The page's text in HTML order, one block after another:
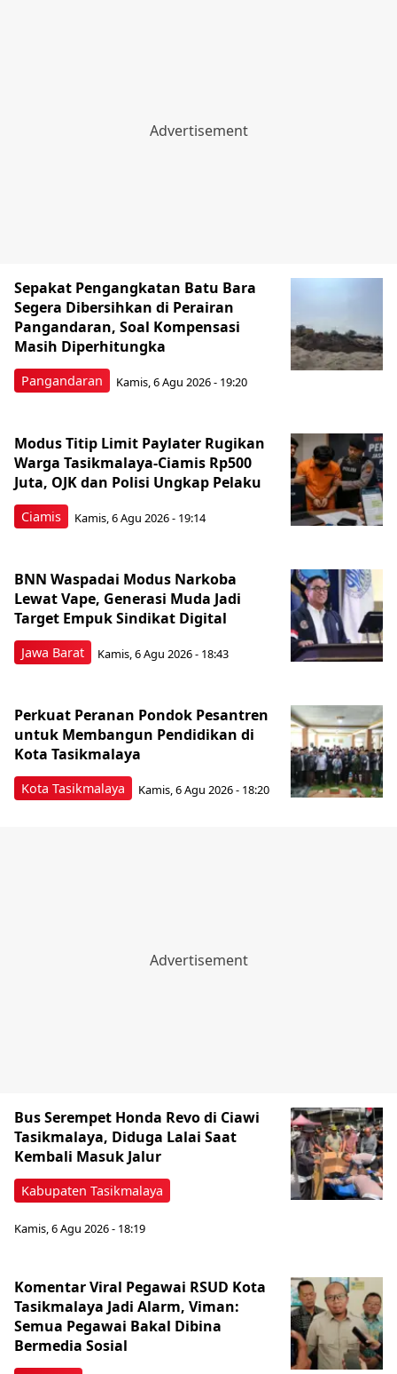
Pangandaran
Sepakat Pengangkatan Batu Bara
Segera Dibersihkan di Perairan
Pangandaran, Soal Kompensasi
Masih Diperhitungka
Kamis, 6 Agu 2026 - 19:20
Ciamis
Modus Titip Limit Paylater Rugikan
Warga Tasikmalaya-Ciamis Rp500
Juta, OJK dan Polisi Ungkap Pelaku
Kamis, 6 Agu 2026 - 19:14
Jawa Barat
BNN Waspadai Modus Narkoba
Lewat Vape, Generasi Muda Jadi
Target Empuk Sindikat Digital
Kamis, 6 Agu 2026 - 18:43
Kota Tasikmalaya
Perkuat Peranan Pondok Pesantren
untuk Membangun Pendidikan di
Kota Tasikmalaya ‎
Kamis, 6 Agu 2026 - 18:20
Kabupaten Tasikmalaya
Bus Serempet Honda Revo di Ciawi
Tasikmalaya, Diduga Lalai Saat
Kembali Masuk Jalur
Kamis, 6 Agu 2026 - 18:19
Komentar Viral Pegawai RSUD Kota
Tasikmalaya Jadi Alarm, Viman:
Semua Pegawai Bakal Dibina
Bermedia Sosial